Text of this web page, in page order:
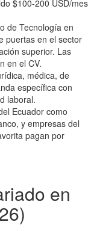
$100-200 USD/mes
de Tecnología en
puertas en el sector
superior. Las
en el CV.
médica, de
específica con
laboral.
Ecuador como
y empresas del
pagan por
en